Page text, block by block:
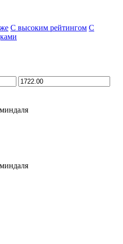
С высоким рейтингом C